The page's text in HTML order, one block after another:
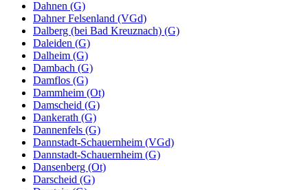
Dahnen (G)
Dahner Felsenland (VGd)
Dalberg (bei Bad Kreuznach) (G)
Daleiden (G)
Dalheim (G)
Dambach (G)
Damflos (G)
Dammheim (Ot)
Damscheid (G)
Dankerath (G)
Dannenfels (G)
Dannstadt-Schauernheim (VGd)
Dannstadt-Schauernheim (G)
Dansenberg (Ot)
Darscheid (G)